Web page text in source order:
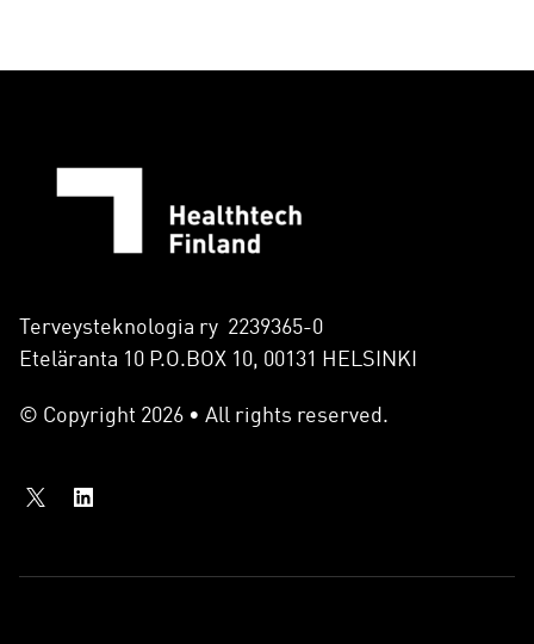
Terveysteknologia ry 2239365-0
Eteläranta 10 P.O.BOX 10, 00131 HELSINKI
© Copyright 2026 • All rights reserved.